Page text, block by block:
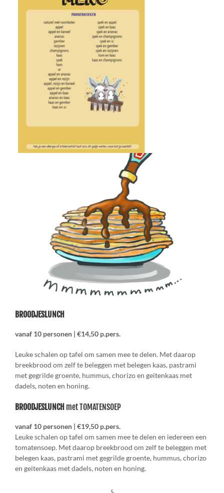
BROODJESLUNCH
vanaf 10 personen | €14,50 p.pers.
Leuke schalen op tafel om samen mee te delen. Met daarop
breekbrood om zelf te beleggen met belegen kaas, pastrami
met gegrilde groente, hummus, chorizo en geitenkaas met
dadels, noten en honing.
BROODJESLUNCH met TOMATENSOEP
vanaf 10 personen | €19,50 p.pers.
Leuke schalen op tafel om samen mee te delen en iedereen een
tomatensoep. Met daarop breekbrood om zelf te beleggen met
belegen kaas, pastrami met gegrilde groente, hummus, chorizo
en geitenkaas met dadels, noten en honing.